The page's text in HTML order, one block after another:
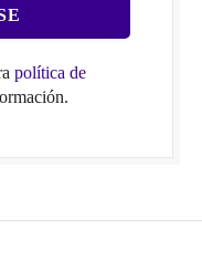
política de